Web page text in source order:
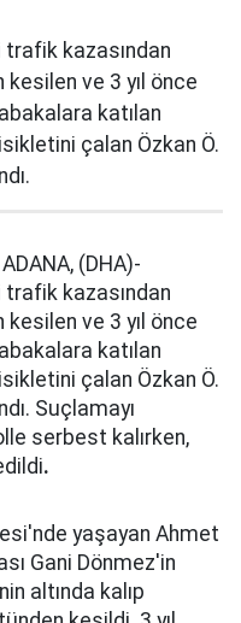
kazasından
ve 3 yıl önce
katılan
çalan Özkan Ö.
(DHA)-
kazasından
ve 3 yıl önce
katılan
çalan Özkan Ö.
Suçlamayı
serbest kalırken,
.
yaşayan Ahmet
Gani Dönmez'in
altında kalıp